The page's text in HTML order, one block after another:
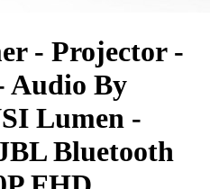
- Projector -
Audio By
Lumen -
Bluetooth